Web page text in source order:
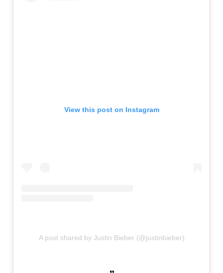
View this post on Instagram
A post shared by Justin Bieber (@justinbieber)